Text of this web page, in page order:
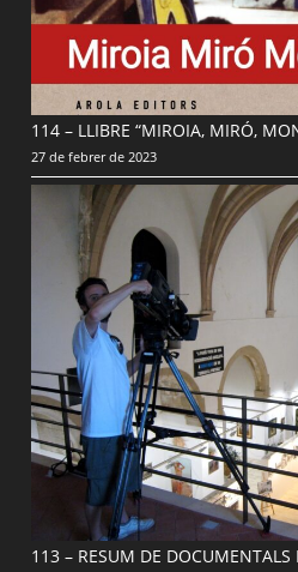
114 – LLIBRE “MIROIA, MIRÓ,
27 de febrer de 2023
113 – RESUM DE DOCUMENTALS